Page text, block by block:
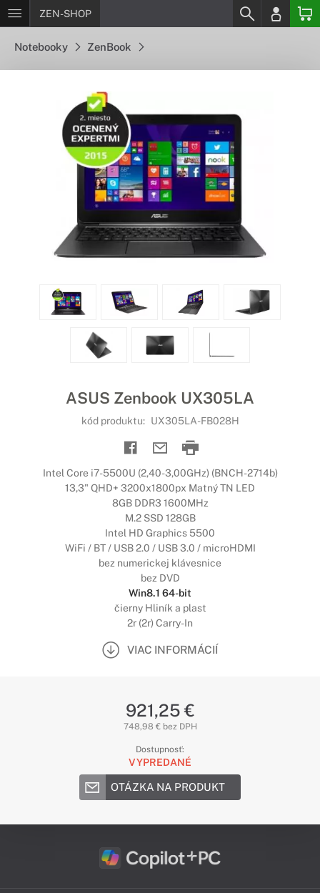
ZEN-SHOP
Notebooky ZenBook
ASUS Zenbook UX305LA
kód produktu: UX305LA-FB028H
Intel Core i7-5500U (2,40-3,00GHz) (BNCH-2714b)
13,3" QHD+ 3200x1800px Matný TN LED
8GB DDR3 1600MHz
M.2 SSD 128GB
Intel HD Graphics 5500
WiFi / BT / USB 2.0 / USB 3.0 / microHDMI
bez numerickej klávesnice
bez DVD
Win8.1 64-bit
čierny Hliník a plast
2r (2r) Carry-In
VIAC INFORMÁCIÍ
921,25 €
748,98 € bez DPH
Dostupnosť:
VYPREDANÉ
OTÁZKA NA PRODUKT